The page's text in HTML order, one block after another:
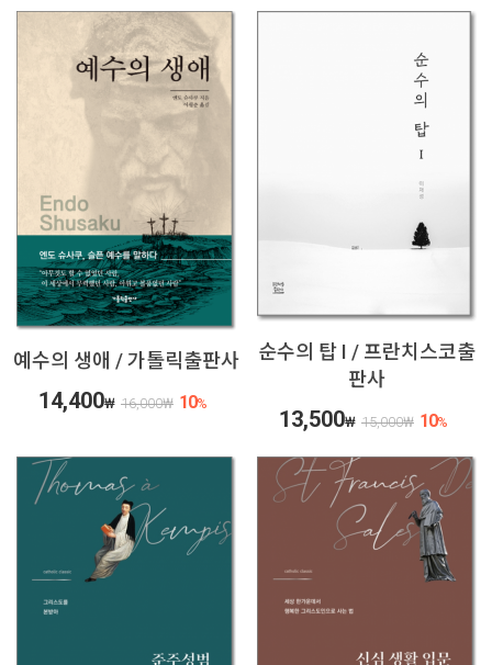
예수의 생애 / 가톨릭출판사
14,400₩ 16,000₩ 10%
순수의 탑 I / 프란치스코출
판사
13,500₩ 15,000₩ 10%